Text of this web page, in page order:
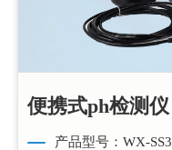
便携式ph检测仪
产品型号：WX-SS3